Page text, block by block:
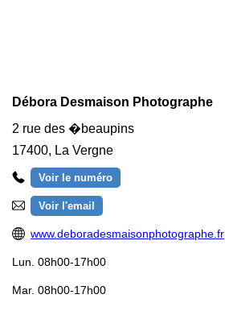
Débora Desmaison Photographe
2 rue des �beaupins
17400, La Vergne
Voir le numéro
Voir l'email
www.deboradesmaisonphotographe.fr
Lun. 08h00-17h00
Mar. 08h00-17h00